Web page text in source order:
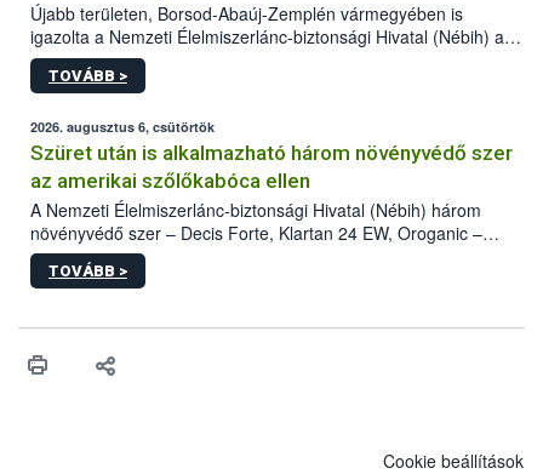
Újabb területen, Borsod-Abaúj-Zemplén vármegyében is
igazolta a Nemzeti Élelmiszerlánc-biztonsági Hivatal (Nébih) a
kőrisrontó karcsúdíszbogár (Agrilus planipennis) jelenlétét. A
kártevőt nem csak színcsapdában találták meg, de már fertőzött
az intenzív felderítést, emellett az intézkedéseket a szlovák
hatósággal is összehangolják a terjedés megállítása érdekében.
TOVÁBB >
2026. augusztus 6, csütörtök
Szüret után is alkalmazható három növényvédő szer
az amerikai szőlőkabóca ellen
A Nemzeti Élelmiszerlánc-biztonsági Hivatal (Nébih) három
növényvédő szer – Decis Forte, Klartan 24 EW, Oroganic –
engedélyokiratát módosította, így azok a szüretet követően,
egészen a vesszőérettség (BBCH 91) stádiumáig
érésű szőlőkben is legyen lehetőség a károsító elleni további
felhasználók számára is elérhető és ökológiai termesztésben is
TOVÁBB >
Cookie beállítások